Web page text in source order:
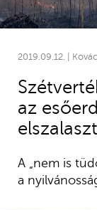
2019.09.12. |
az
A „nem is
a